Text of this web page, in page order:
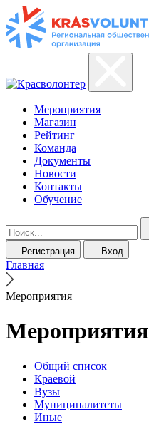
Мероприятия
Магазин
Рейтинг
Команда
Документы
Новости
Контакты
Обучение
Регистрация Вход
Главная
Мероприятия
Мероприятия
Общий список
Краевой
Вузы
Муниципалитеты
Иные